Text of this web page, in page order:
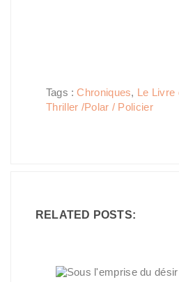
Tags :Chroniques, Le Livre
Thriller /Polar / Policier
RELATED POSTS: